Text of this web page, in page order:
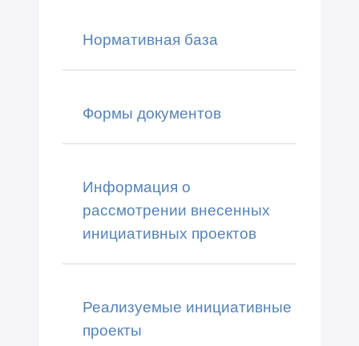
Нормативная база
Формы документов
Информация о
рассмотрении внесенных
инициативных проектов
Реализуемые инициативные
проекты